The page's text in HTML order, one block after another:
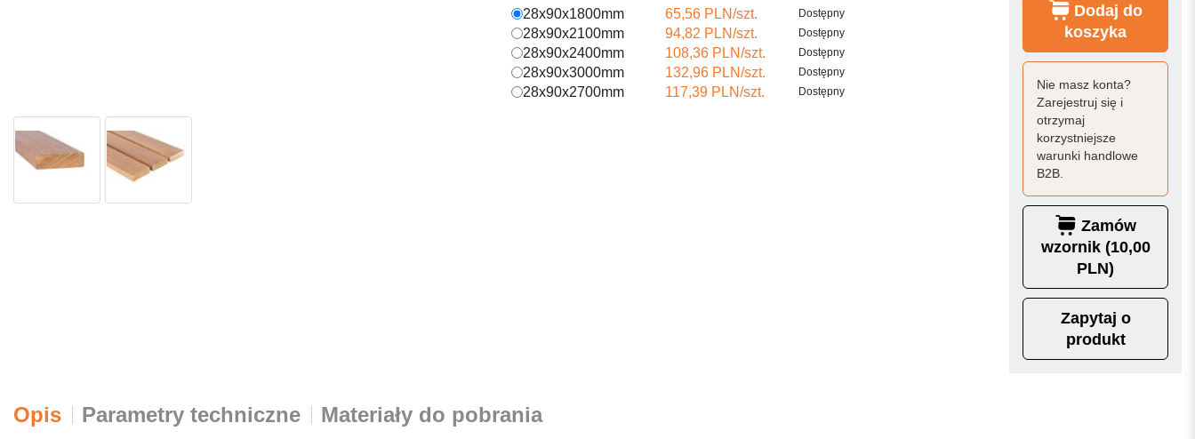
28x90x1800mm
65,56 PLN/szt. Dostępny
28x90x2100mm 94,82 PLN/szt. Dostępny
28x90x2400mm 108,36 PLN/szt. Dostępny
28x90x3000mm 132,96 PLN/szt. Dostępny
28x90x2700mm 117,39 PLN/szt. Dostępny
Dodaj do
koszyka
Nie masz konta?
Zarejestruj się i
otrzymaj
korzystniejsze
warunki handlowe
B2B.
Zamów
wzornik (10,00
PLN)
Zapytaj o
produkt
Opis Parametry techniczne Materiały do pobrania